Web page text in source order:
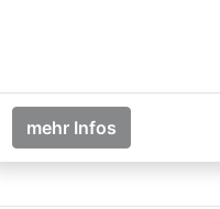
mehr Infos